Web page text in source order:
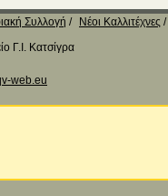
Συλλογή
Νέοι Καλλιτέχνες
Γ.Ι. Κατσίγρα
web.eu